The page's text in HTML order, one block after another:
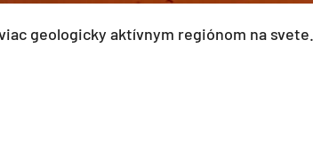
geologicky aktívnym regiónom na svete.